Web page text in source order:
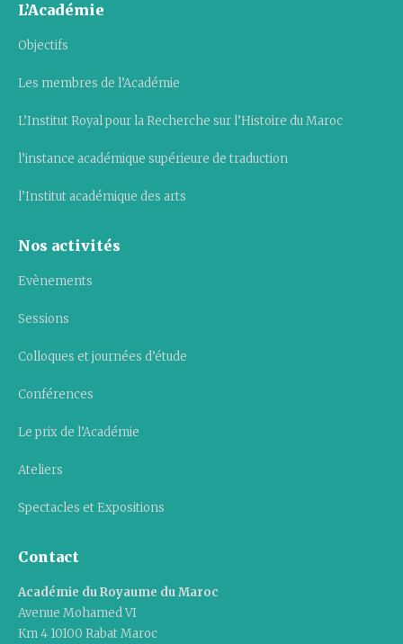
L’Académie
Objectifs
Les membres de l’Académie
L’Institut Royal pour la Recherche sur l’Histoire du Maroc
l’instance académique supérieure de traduction
l’Institut académique des arts
Nos activités
Evènements
Sessions
Colloques et journées d’étude
Conférences
Le prix de l’Académie
Ateliers
Spectacles et Expositions
Contact
Académie du Royaume du Maroc
Avenue Mohamed VI
Km 4 10100 Rabat Maroc